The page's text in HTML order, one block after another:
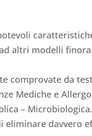
altri modelli
comprovate da
Mediche e
– Microbiologica.
eliminare davvero